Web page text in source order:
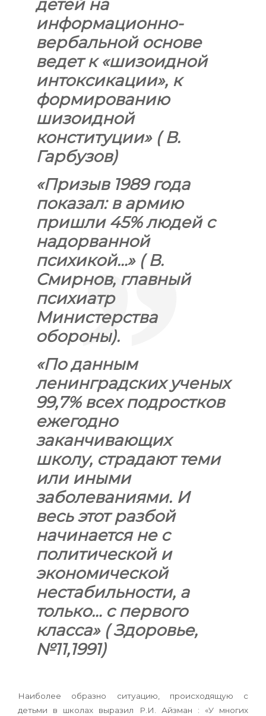
детей на
информационно-
вербальной основе
ведет к«шизоидной
интоксикации», к
формированию
шизоидной
конституции»( В.
Гарбузов)
«Призыв 1989 года
показал: в армию
пришли 45% людей с
надорванной
психикой…»( В.
Смирнов, главный
психиатр
Министерства
обороны).
«По данным
ленинградских ученых
99,7% всех подростков
ежегодно
заканчивающих
школу, страдают теми
или иными
заболеваниями. И
весь этот разбой
начинается не с
политической и
экономической
нестабильности, а
только… с первого
класса» ( Здоровье,
№11,1991)
Наиболее образно ситуацию, происходящую с
детьми в школах выразил Р.И. Айзман : «У многих